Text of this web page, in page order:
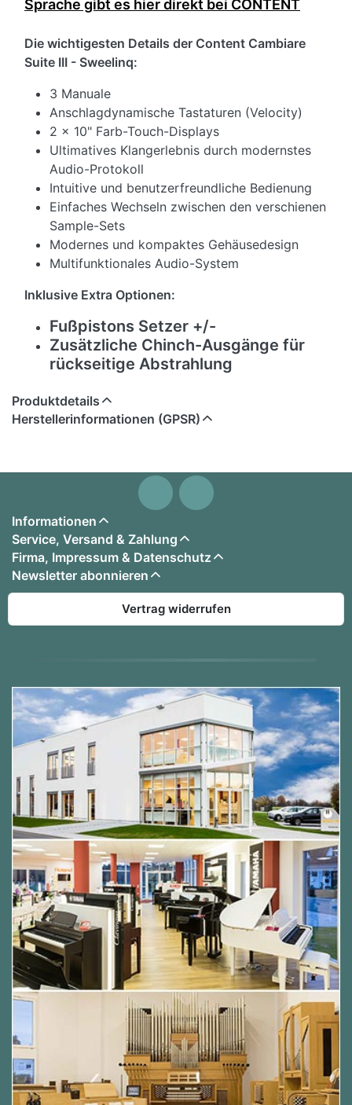
Sprache gibt es hier direkt bei CONTENT
Die wichtigesten Details der Content Cambiare
Suite III - Sweelinq:
3 Manuale
Anschlagdynamische Tastaturen (Velocity)
2 x 10" Farb-Touch-Displays
Ultimatives Klangerlebnis durch modernstes
Audio-Protokoll
Intuitive und benutzerfreundliche Bedienung
Einfaches Wechseln zwischen den verschienen
Sample-Sets
Modernes und kompaktes Gehäusedesign
Multifunktionales Audio-System
Inklusive Extra Optionen:
Fußpistons Setzer +/-
Zusätzliche Chinch-Ausgänge für
rückseitige Abstrahlung
Produktdetails
Herstellerinformationen (GPSR)
Informationen
Service, Versand & Zahlung
Firma, Impressum & Datenschutz
Newsletter abonnieren
Vertrag widerrufen